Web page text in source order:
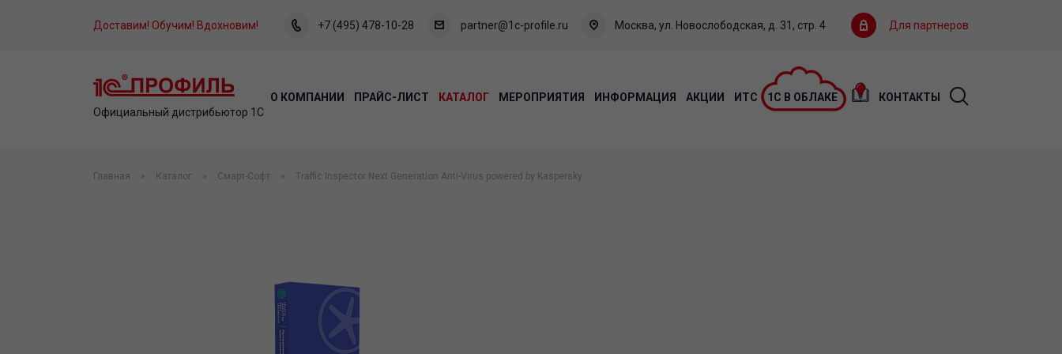
Доставим! Обучим! Вдохновим! +7 (495) 478-10-28 partner@1c-profile.ru Москва, ул. Новослободская, д. 31, стр. 4 Для партнеров
Официальный дистрибьютор 1С
О КОМПАНИИ ПРАЙС-ЛИСТ КАТАЛОГ МЕРОПРИЯТИЯ ИНФОРМАЦИЯ АКЦИИ ИТС 1С В ОБЛАКЕ КОНТАКТЫ
Главная Каталог Смарт-Софт Traffic Inspector Next Generation Anti-Virus powered by Kaspersky